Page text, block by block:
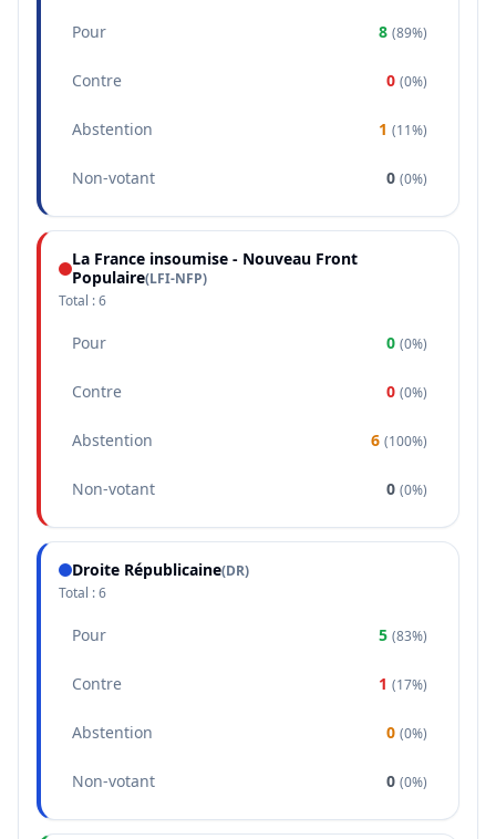
Pour 8 (89%)
Contre 0 (0%)
Abstention 1 (11%)
Non-votant 0 (0%)
La France insoumise - Nouveau Front
Populaire(LFI-NFP)
Total :6
Pour 0 (0%)
Contre 0 (0%)
Abstention 6 (100%)
Non-votant 0 (0%)
Droite Républicaine(DR)
Total :6
Pour 5 (83%)
Contre 1 (17%)
Abstention 0 (0%)
Non-votant 0 (0%)